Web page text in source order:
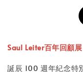
NT$ 50
-
Saul Leiter百年回顧展
誕辰 100 週年紀念特